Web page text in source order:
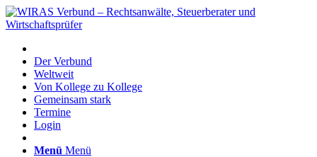
Der Verbund
Weltweit
Von Kollege zu Kollege
Gemeinsam stark
Termine
Login
Menü Menü